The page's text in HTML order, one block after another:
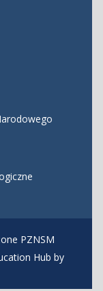
PZNSM
Hub by